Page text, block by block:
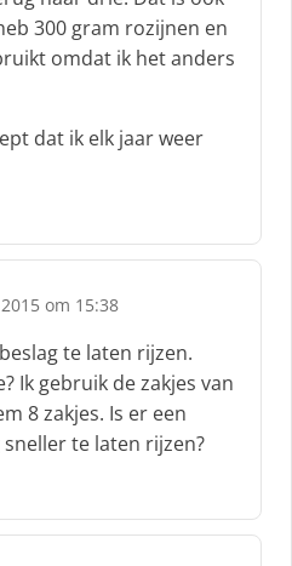
300 gram rozijnen en
omdat ik het anders
dat ik elk jaar weer
om 15:38
te laten rijzen.
Ik gebruik de zakjes van
8 zakjes. Is er een
te laten rijzen?